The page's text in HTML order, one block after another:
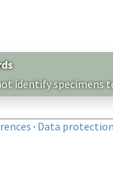
identify specimens
· Data protection